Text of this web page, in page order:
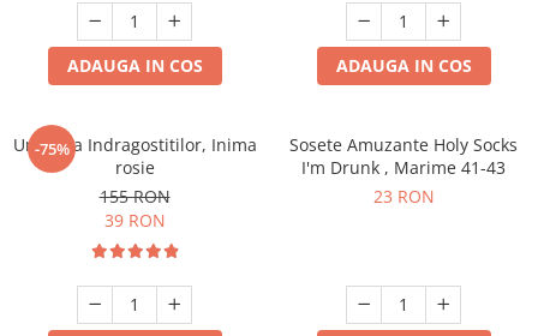
ADAUGA IN COS ADAUGA IN COS
-75%
Umbrela Indragostitilor, Inima
rosie
155 RON
39 RON
Sosete Amuzante Holy Socks
I'm Drunk , Marime 41-43
23 RON